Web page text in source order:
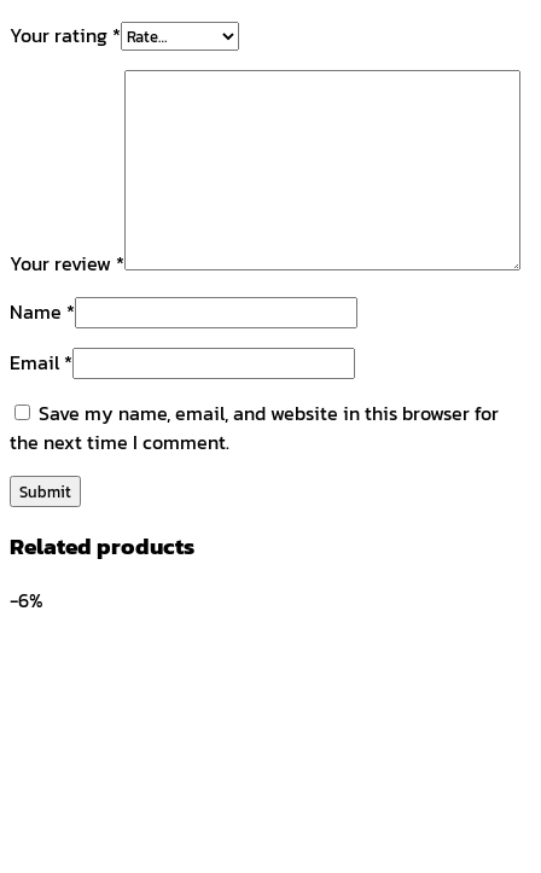
Your rating *
Your review *
Name *
Email*
Save my name, email, and website in this browser for
the next time I comment.
Related products
-6%